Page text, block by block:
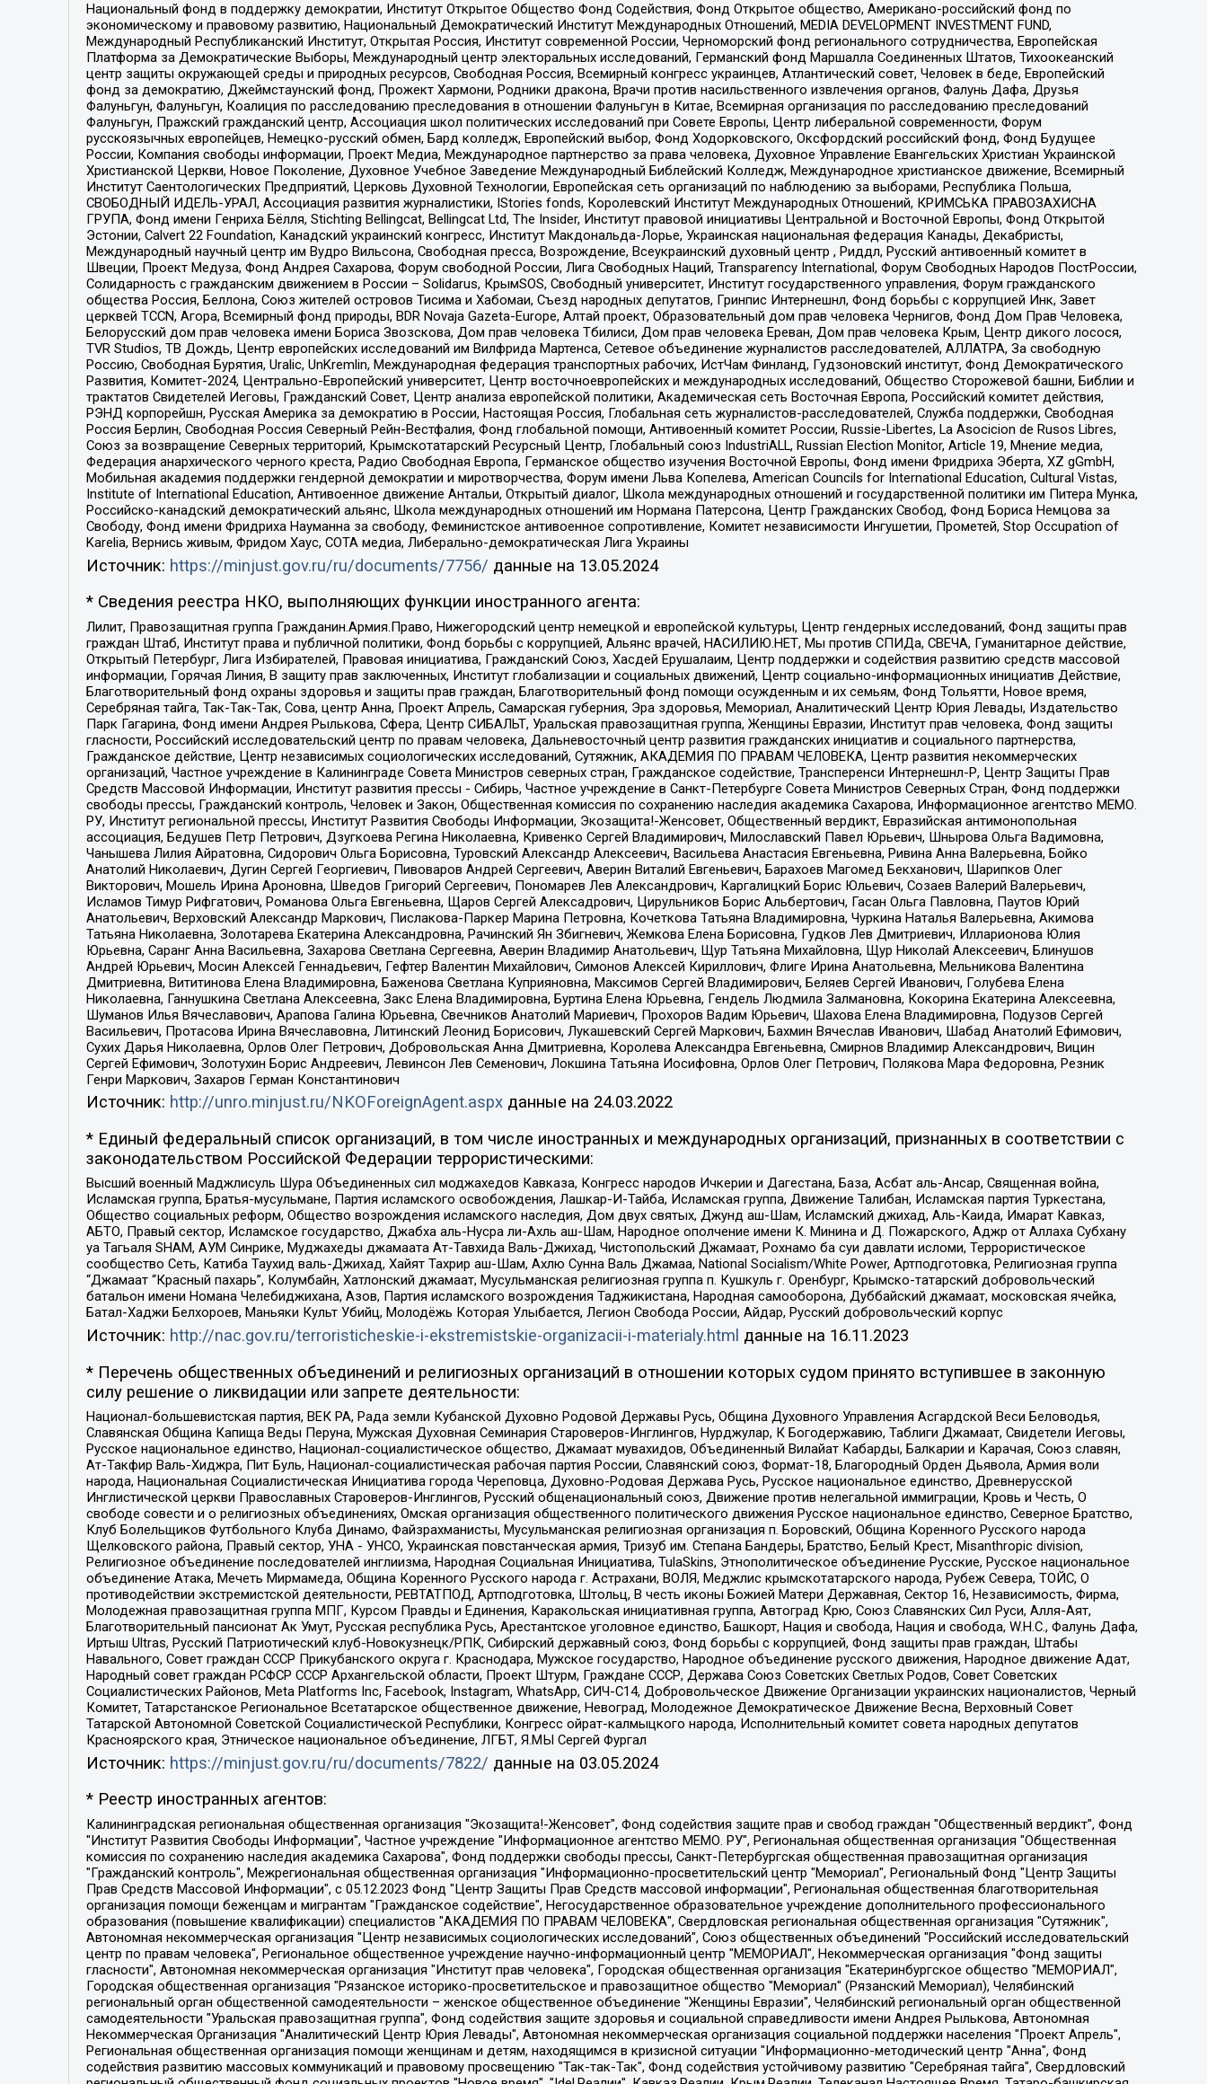
Национальный фонд в поддержку демократии, Институт Открытое Общество Фонд Содействия, Фонд Открытое общество, Американо-российский фонд по
экономическому и правовому развитию, Национальный Демократический Институт Международных Отношений, MEDIA DEVELOPMENT INVESTMENT FUND,
Международный Республиканский Институт, Открытая Россия, Институт современной России, Черноморский фонд регионального сотрудничества, Европейская
Платформа за Демократические Выборы, Международный центр электоральных исследований, Германский фонд Маршалла Соединенных Штатов, Тихоокеанский
центр защиты окружающей среды и природных ресурсов, Свободная Россия, Всемирный конгресс украинцев, Атлантический совет, Человек в беде, Европейский
фонд за демократию, Джеймстаунский фонд, Прожект Хармони, Родники дракона, Врачи против насильственного извлечения органов, Фалунь Дафа, Друзья
Фалуньгун, Фалуньгун, Коалиция по расследованию преследования в отношении Фалуньгун в Китае, Всемирная организация по расследованию преследований
Фалуньгун, Пражский гражданский центр, Ассоциация школ политических исследований при Совете Европы, Центр либеральной современности, Форум
русскоязычных европейцев, Немецко-русский обмен, Бард колледж, Европейский выбор, Фонд Ходорковского, Оксфордский российский фонд, Фонд Будущее
России, Компания свободы информации, Проект Медиа, Международное партнерство за права человека, Духовное Управление Евангельских Христиан Украинской
Христианской Церкви, Новое Поколение, Духовное Учебное Заведение Международный Библейский Колледж, Международное христианское движение, Всемирный
Институт Саентологических Предприятий, Церковь Духовной Технологии, Европейская сеть организаций по наблюдению за выборами, Республика Польша,
СВОБОДНЫЙ ИДЕЛЬ-УРАЛ, Ассоциация развития журналистики, IStories fonds, Королевский Институт Международных Отношений, КРИМСЬКА ПРАВОЗАХИСНА
ГРУПА, Фонд имени Генриха Бёлля, Stichting Bellingcat, Bellingcat Ltd, The Insider, Институт правовой инициативы Центральной и Восточной Европы, Фонд Открытой
Эстонии, Calvert 22 Foundation, Канадский украинский конгресс, Институт Макдональда-Лорье, Украинская национальная федерация Канады, Декабристы,
Международный научный центр им Вудро Вильсона, Свободная пресса, Возрождение, Всеукраинский духовный центр , Риддл, Русский антивоенный комитет в
Швеции, Проект Медуза, Фонд Андрея Сахарова, Форум свободной России, Лига Свободных Наций, Transparеncy International, Форум Свободных Народов ПостРоссии,
Солидарность с гражданским движением в России – Solidarus, КрымSOS, Свободный университет, Институт государственного управления, Форум гражданского
общества Россия, Беллона, Союз жителей островов Тисима и Хабомаи, Съезд народных депутатов, Гринпис Интернешнл, Фонд борьбы с коррупцией Инк, Завет
церквей TCCN, Агора, Всемирный фонд природы, BDR Novaja Gazeta-Europe, Алтай проект, Образовательный дом прав человека Чернигов, Фонд Дом Прав Человека,
Белорусский дом прав человека имени Бориса Звозскова, Дом прав человека Тбилиси, Дом прав человека Ереван, Дом прав человека Крым, Центр дикого лосося,
TVR Studios, ТВ Дождь, Центр европейских исследований им Вилфрида Мартенса, Сетевое объединение журналистов расследователей, АЛЛАТРА, За свободную
Россию, Свободная Бурятия, Uralic, UnKremlin, Международная федерация транспортных рабочих, ИстЧам Финланд, Гудзоновский институт, Фонд Демократического
Развития, Комитет-2024, Центрально-Европейский университет, Центр восточноевропейских и международных исследований, Общество Сторожевой башни, Библии и
трактатов Свидетелей Иеговы, Гражданский Совет, Центр анализа европейской политики, Академическая сеть Восточная Европа, Российский комитет действия,
РЭНД корпорейшн, Русская Америка за демократию в России, Настоящая Россия, Глобальная сеть журналистов-расследователей, Служба поддержки, Свободная
Россия Берлин, Свободная Россия Северный Рейн-Вестфалия, Фонд глобальной помощи, Антивоенный комитет России, Russie-Libertes, La Asocicion de Rusos Libres,
Союз за возвращение Северных территорий, Крымскотатарский Ресурсный Центр, Глобальный союз IndustriALL, Russian Election Monitor, Article 19, Мнение медиа,
Федерация анархического черного креста, Радио Свободная Европа, Германское общество изучения Восточной Европы, Фонд имени Фридриха Эберта, XZ gGmbH,
Мобильная академия поддержки гендерной демократии и миротворчества, Форум имени Льва Копелева, American Councils for International Education, Cultural Vistas,
Institute of International Education, Антивоенное движение Антальи, Открытый диалог, Школа международных отношений и государственной политики им Питера Мунка,
Российско-канадский демократический альянс, Школа международных отношений им Нормана Патерсона, Центр Гражданских Свобод, Фонд Бориса Немцова за
Свободу, Фонд имени Фридриха Науманна за свободу, Феминистское антивоенное сопротивление, Комитет независимости Ингушетии, Прометей, Stop Occupation of
Karelia, Вернись живым, Фридом Хаус, СОТА медиа, Либерально-демократическая Лига Украины
Источник: https://minjust.gov.ru/ru/documents/7756/ данные на 13.05.2024
* Сведения реестра НКО, выполняющих функции иностранного агента:
Лилит, Правозащитная группа Гражданин.Армия.Право, Нижегородский центр немецкой и европейской культуры, Центр гендерных исследований, Фонд защиты прав
граждан Штаб, Институт права и публичной политики, Фонд борьбы с коррупцией, Альянс врачей, НАСИЛИЮ.НЕТ, Мы против СПИДа, СВЕЧА, Гуманитарное действие,
Открытый Петербург, Лига Избирателей, Правовая инициатива, Гражданский Союз, Хасдей Ерушалаим, Центр поддержки и содействия развитию средств массовой
информации, Горячая Линия, В защиту прав заключенных, Институт глобализации и социальных движений, Центр социально-информационных инициатив Действие,
Благотворительный фонд охраны здоровья и защиты прав граждан, Благотворительный фонд помощи осужденным и их семьям, Фонд Тольятти, Новое время,
Серебряная тайга, Так-Так-Так, Сова, центр Анна, Проект Апрель, Самарская губерния, Эра здоровья, Мемориал, Аналитический Центр Юрия Левады, Издательство
Парк Гагарина, Фонд имени Андрея Рылькова, Сфера, Центр СИБАЛЬТ, Уральская правозащитная группа, Женщины Евразии, Институт прав человека, Фонд защиты
гласности, Российский исследовательский центр по правам человека, Дальневосточный центр развития гражданских инициатив и социального партнерства,
Гражданское действие, Центр независимых социологических исследований, Сутяжник, АКАДЕМИЯ ПО ПРАВАМ ЧЕЛОВЕКА, Центр развития некоммерческих
организаций, Частное учреждение в Калининграде Совета Министров северных стран, Гражданское содействие, Трансперенси Интернешнл-Р, Центр Защиты Прав
Средств Массовой Информации, Институт развития прессы - Сибирь, Частное учреждение в Санкт-Петербурге Совета Министров Северных Стран, Фонд поддержки
свободы прессы, Гражданский контроль, Человек и Закон, Общественная комиссия по сохранению наследия академика Сахарова, Информационное агентство МЕМО.
РУ, Институт региональной прессы, Институт Развития Свободы Информации, Экозащита!-Женсовет, Общественный вердикт, Евразийская антимонопольная
ассоциация, Бедушев Петр Петрович, Дзугкоева Регина Николаевна, Кривенко Сергей Владимирович, Милославский Павел Юрьевич, Шнырова Ольга Вадимовна,
Чанышева Лилия Айратовна, Сидорович Ольга Борисовна, Туровский Александр Алексеевич, Васильева Анастасия Евгеньевна, Ривина Анна Валерьевна, Бойко
Анатолий Николаевич, Дугин Сергей Георгиевич, Пивоваров Андрей Сергеевич, Аверин Виталий Евгеньевич, Барахоев Магомед Бекханович, Шарипков Олег
Викторович, Мошель Ирина Ароновна, Шведов Григорий Сергеевич, Пономарев Лев Александрович, Каргалицкий Борис Юльевич, Созаев Валерий Валерьевич,
Исламов Тимур Рифгатович, Романова Ольга Евгеньевна, Щаров Сергей Алексадрович, Цирульников Борис Альбертович, Гасан Ольга Павловна, Паутов Юрий
Анатольевич, Верховский Александр Маркович, Пислакова-Паркер Марина Петровна, Кочеткова Татьяна Владимировна, Чуркина Наталья Валерьевна, Акимова
Татьяна Николаевна, Золотарева Екатерина Александровна, Рачинский Ян Збигневич, Жемкова Елена Борисовна, Гудков Лев Дмитриевич, Илларионова Юлия
Юрьевна, Саранг Анна Васильевна, Захарова Светлана Сергеевна, Аверин Владимир Анатольевич, Щур Татьяна Михайловна, Щур Николай Алексеевич, Блинушов
Андрей Юрьевич, Мосин Алексей Геннадьевич, Гефтер Валентин Михайлович, Симонов Алексей Кириллович, Флиге Ирина Анатольевна, Мельникова Валентина
Дмитриевна, Вититинова Елена Владимировна, Баженова Светлана Куприяновна, Максимов Сергей Владимирович, Беляев Сергей Иванович, Голубева Елена
Николаевна, Ганнушкина Светлана Алексеевна, Закс Елена Владимировна, Буртина Елена Юрьевна, Гендель Людмила Залмановна, Кокорина Екатерина Алексеевна,
Шуманов Илья Вячеславович, Арапова Галина Юрьевна, Свечников Анатолий Мариевич, Прохоров Вадим Юрьевич, Шахова Елена Владимировна, Подузов Сергей
Васильевич, Протасова Ирина Вячеславовна, Литинский Леонид Борисович, Лукашевский Сергей Маркович, Бахмин Вячеслав Иванович, Шабад Анатолий Ефимович,
Сухих Дарья Николаевна, Орлов Олег Петрович, Добровольская Анна Дмитриевна, Королева Александра Евгеньевна, Смирнов Владимир Александрович, Вицин
Сергей Ефимович, Золотухин Борис Андреевич, Левинсон Лев Семенович, Локшина Татьяна Иосифовна, Орлов Олег Петрович, Полякова Мара Федоровна, Резник
Генри Маркович, Захаров Герман Константинович
Источник: http://unro.minjust.ru/NKOForeignAgent.aspxданные на 24.03.2022
* Единый федеральный список организаций, в том числе иностранных и международных организаций, признанных в соответствии с
законодательством Российской Федерации террористическими:
Высший военный Маджлисуль Шура Объединенных сил моджахедов Кавказа, Конгресс народов Ичкерии и Дагестана, База, Асбат аль-Ансар, Священная война,
Исламская группа, Братья-мусульмане, Партия исламского освобождения, Лашкар-И-Тайба, Исламская группа, Движение Талибан, Исламская партия Туркестана,
Общество социальных реформ, Общество возрождения исламского наследия, Дом двух святых, Джунд аш-Шам, Исламский джихад, Аль-Каида, Имарат Кавказ,
АБТО, Правый сектор, Исламское государство, Джабха аль-Нусра ли-Ахль аш-Шам, Народное ополчение имени К. Минина и Д. Пожарского, Аджр от Аллаха Субхану
уа Тагьаля SHAM, АУМ Синрике, Муджахеды джамаата Ат-Тавхида Валь-Джихад, Чистопольский Джамаат, Рохнамо ба суи давлати исломи, Террористическое
сообщество Сеть, Катиба Таухид валь-Джихад, Хайят Тахрир аш-Шам, Ахлю Сунна Валь Джамаа, National Socialism/White Power, Артподготовка, Религиозная группа
“Джамаат “Красный пахарь”, Колумбайн, Хатлонский джамаат, Мусульманская религиозная группа п. Кушкуль г. Оренбург, Крымско-татарский добровольческий
батальон имени Номана Челебиджихана, Азов, Партия исламского возрождения Таджикистана, Народная самооборона, Дуббайский джамаат, московская ячейка,
Батал-Хаджи Белхороев, Маньяки Культ Убийц, Молодёжь Которая Улыбается, Легион Свобода России, Айдар, Русский добровольческий корпус
Источник: http://nac.gov.ru/terroristicheskie-i-ekstremistskie-organizacii-i-materialy.html данные на 16.11.2023
* Перечень общественных объединений и религиозных организаций в отношении которых судом принято вступившее в законную
силу решение о ликвидации или запрете деятельности:
Национал-большевистская партия, ВЕК РА, Рада земли Кубанской Духовно Родовой Державы Русь, Община Духовного Управления Асгардской Веси Беловодья,
Славянская Община Капища Веды Перуна, Мужская Духовная Семинария Староверов-Инглингов, Нурджулар, К Богодержавию, Таблиги Джамаат, Свидетели Иеговы,
Русское национальное единство, Национал-социалистическое общество, Джамаат мувахидов, Объединенный Вилайат Кабарды, Балкарии и Карачая, Союз славян,
Ат-Такфир Валь-Хиджра, Пит Буль, Национал-социалистическая рабочая партия России, Славянский союз, Формат-18, Благородный Орден Дьявола, Армия воли
народа, Национальная Социалистическая Инициатива города Череповца, Духовно-Родовая Держава Русь, Русское национальное единство, Древнерусской
Инглистической церкви Православных Староверов-Инглингов, Русский общенациональный союз, Движение против нелегальной иммиграции, Кровь и Честь, О
свободе совести и о религиозных объединениях, Омская организация общественного политического движения Русское национальное единство, Северное Братство,
Клуб Болельщиков Футбольного Клуба Динамо, Файзрахманисты, Мусульманская религиозная организация п. Боровский, Община Коренного Русского народа
Щелковского района, Правый сектор, УНА - УНСО, Украинская повстанческая армия, Тризуб им. Степана Бандеры, Братство, Белый Крест, Misanthropic division,
Религиозное объединение последователей инглиизма, Народная Социальная Инициатива, TulaSkins, Этнополитическое объединение Русские, Русское национальное
объединение Атака, Мечеть Мирмамеда, Община Коренного Русского народа г. Астрахани, ВОЛЯ, Меджлис крымскотатарского народа, Рубеж Севера, ТОЙС, О
противодействии экстремистской деятельности, РЕВТАТПОД, Артподготовка, Штольц, В честь иконы Божией Матери Державная, Сектор 16, Независимость, Фирма,
Молодежная правозащитная группа МПГ, Курсом Правды и Единения, Каракольская инициативная группа, Автоград Крю, Союз Славянских Сил Руси, Алля-Аят,
Благотворительный пансионат Ак Умут, Русская республика Русь, Арестантское уголовное единство, Башкорт, Нация и свобода, Нация и свобода, W.H.С., Фалунь Дафа,
Иртыш Ultras, Русский Патриотический клуб-Новокузнецк/РПК, Сибирский державный союз, Фонд борьбы с коррупцией, Фонд защиты прав граждан, Штабы
Навального, Совет граждан СССР Прикубанского округа г. Краснодара, Мужское государство, Народное объединение русского движения, Народное движение Адат,
Народный совет граждан РСФСР СССР Архангельской области, Проект Штурм, Граждане СССР, Держава Союз Советских Светлых Родов, Совет Советских
Социалистических Районов, Meta Platforms Inc, Facebook, Instagram, WhatsApp, СИЧ-С14, Добровольческое Движение Организации украинских националистов, Черный
Комитет, Татарстанское Региональное Всетатарское общественное движение, Невоград, Молодежное Демократическое Движение Весна, Верховный Совет
Татарской Автономной Советской Социалистической Республики, Конгресс ойрат-калмыцкого народа, Исполнительный комитет совета народных депутатов
Красноярского края, Этническое национальное объединение, ЛГБТ, Я.МЫ Сергей Фургал
Источник: https://minjust.gov.ru/ru/documents/7822/ данные на 03.05.2024
* Реестр иностранных агентов:
Калининградская региональная общественная организация "Экозащита!-Женсовет", Фонд содействия защите прав и свобод граждан "Общественный вердикт", Фонд "Институт Развития Свободы Информации", Частное учреждение "Информационное агентство МЕМО. РУ", Региональная общественная организация "Общественная комиссия по сохранению наследия академика Сахарова", Фонд поддержки свободы прессы, Санкт-Петербургская общественная правозащитная организация "Гражданский контроль", Межрегиональная общественная организация "Информационно-просветительский центр "Мемориал", Региональный Фонд "Центр Защиты Прав Средств Массовой Информации", с 05.12.2023 Фонд "Центр Защиты Прав Средств массовой информации", Региональная общественная благотворительная организация помощи беженцам и мигрантам "Гражданское содействие", Негосударственное образовательное учреждение дополнительного профессионального образования (повышение квалификации) специалистов "АКАДЕМИЯ ПО ПРАВАМ ЧЕЛОВЕКА", Свердловская региональная общественная организация "Сутяжник", Автономная некоммерческая организация "Центр независимых социологических исследований", Союз общественных объединений "Российский исследовательский центр по правам человека", Региональное общественное учреждение научно-информационный центр "МЕМОРИАЛ", Некоммерческая организация "Фонд защиты гласности", Автономная некоммерческая организация "Институт прав человека", Городская общественная организация "Екатеринбургское общество "МЕМОРИАЛ", Городская общественная организация "Рязанское историко-просветительское и правозащитное общество "Мемориал" (Рязанский Мемориал), Челябинский региональный орган общественной самодеятельности – женское общественное объединение "Женщины Евразии", Челябинский региональный орган общественной самодеятельности "Уральская правозащитная группа", Фонд содействия защите здоровья и социальной справедливости имени Андрея Рылькова, Автономная Некоммерческая Организация "Аналитический Центр Юрия Левады", Автономная некоммерческая организация социальной поддержки населения "Проект Апрель", Региональная общественная организация помощи женщинам и детям, находящимся в кризисной ситуации "Информационно-методический центр "Анна", Фонд содействия развитию массовых коммуникаций и правовому просвещению "Так-так-Так", Фонд содействия устойчивому развитию "Серебряная тайга", Свердловский региональный общественный фонд социальных проектов "Новое время", "Idel.Реалии", Кавказ.Реалии, Крым.Реалии, Телеканал Настоящее Время, Татаро-башкирская служба Радио Свобода (Azatliq Radiosi), Радио Свободная Европа/Радио Свобода (PCE/PC), "Сибирь.Реалии", "Фактограф", Благотворительный фонд помощи осужденным и их семьям, Автономная некоммерческая организация "Институт глобализации и социальных движений", Фонд "В защиту прав заключенных", Частное учреждение "Центр поддержки и содействия развитию средств массовой информации", Пензенский региональный общественный благотворительный фонд "Гражданский союз", "Север.Реалии", Некоммерческая организация Фонд "Правовая инициатива", Общество с ограниченной ответственностью "Радио Свободная Европа/Радио Свобода", Чешское информационное агентство "MEDIUM-ORIENT", Красноярская региональная общественная организация "Мы против СПИДа", Камалягин Денис Николаевич, Маркелов Сергей Евгеньевич, Пономарев Лев Александрович, Савицкая Людмила Алексеевна, Автономная некоммерческая организация "Центр по работе с проблемой насилия "НАСИЛИЮ.НЕТ", Межрегиональный профессиональный союз работников здравоохранения "Альянс врачей", Юридическое лицо, зарегистрированное в Латвийской Республике, SIA "Medusa Project" (регистрационный номер 40103797863, дата регистрации 10.06.2014), Некоммерческая организация "Фонд по борьбе с коррупцией", Автономная некоммерческая организация "Институт права и публичной политики", Баданин Роман Сергеевич, Гликин Максим Александрович, Железнова Мария Михайловна, Лукьянова Юлия Сергеевна, Маетная Елизавета Витальевна, Маняхин Петр Борисович, Чуракова Ольга Владимировна, Ярош Юлия Петровна, Юридическое лицо "The Insider SIA", зарегистрированное в Риге, Латвийская Республика (дата регистрации 26.06.2015), являющееся администратором доменного имени интернет-издания "The Insider SIA", https://theins.ru, Постернак Алексей Евгеньевич, Рубин Михаил Аркадьевич, Анин Роман Александрович, Юридическое лицо Istories fonds, зарегистрированное в Латвийской Республике (регистрационный номер 50008295751, дата регистрации 24.02.2020), Великовский Дмитрий Александрович, Долинина Ирина Николаевна, Мароховская Алеся Алексеевна, Шлейнов Роман Юрьевич, Шмагун Олеся Валентиновна, Общество с ограниченной ответственностью "Альтаир 2021", Общество с ограниченной ответственностью "Вега 2021", Общество с ограниченной ответственностью "Главный редактор 2021", Общество с ограниченной ответственностью "Ромашки монолит", Важенков Артем Валерьевич, Ивановская областная общественная организация "Центр гендерных исследований", Гурман Юрий Альбертович, Медиапроект "ОВД-Инфо", Егоров Владимир Владимирович, Жилинский Владимир Александрович, Общество с ограниченной ответственностью "ЗП", Иванова София Юрьевна, Карезина Инна Павловна, Кильтау Екатерина Викторовна, Петров Алексей Викторович, Пискунов Сергей Евгеньевич, Смирнов Сергей Сергеевич, Тихонов Михаил Сергеевич, Общество с ограниченной ответственностью "ЖУРНАЛИСТ-ИНОСТРАННЫЙ АГЕНТ", Арапова Галина Юрьевна, Вольтская Татьяна Анатольевна, Американская компания "Mason G.E.S. Anonymous Foundation" (США), являющаяся владельцем интернет-издания https://mnews.world/, Компания "Stichting Bellingcat", зарегистрированная в Нидерландах (дата регистрации 11.07.2018), Захаров Андрей Вячеславович, Клепиковская Екатерина Дмитриевна, Общество с ограниченной ответственностью "МЕМО", Перл Роман Александрович, Симонов Евгений Алексеевич, Соловьева Елена Анатольевна, Сотников Даниил Владимирович, Сурначева Елизавета Дмитриевна, Автономная некоммерческая организация по защите прав человека и информированию населения "Якутия – Наше Мнение", Общество с ограниченной ответственностью "Москоу диджитал медиа", с 26.01.2023 Общество с ограниченной ответственностью "Чайка Белые сады", Ветошкина Валерия Валерьевна, Заговора Максим Александрович, Межрегиональное общественное движение "Российская ЛГБТ - сеть", Оленичев Максим Владимирович, Павлов Иван Юрьевич, Скворцова Елена Сергеевна, Общество с ограниченной ответственностью "Как бы инагент", Кочетков Игорь Викторович, Общество с ограниченной ответственностью "Честные выборы", Еланчик Олег Александрович, Общество с ограниченной ответственностью "Нобелевский призыв", Гималова Регина Эмилевна, Григорьев Андрей Валерьевич, Григорьева Алина Александровна, Ассоциация по содействию защите прав призывников, альтернативнослужащих и военнослужащих "Правозащитная группа "Гражданин.Армия.Право", Хисамова Регина Фаритовна, Автономная некоммерческая организация по реализации социально-правовых программ "Лилит", Дальневосточное общественное движение "Маяк", Санкт-Петербургская ЛГБТ-инициативная группа "Выход", Инициативная группа ЛГБТ+ "Реверс", Алексеев Андрей Викторович, Бекбулатова Таисия Львовна, Беляев Иван Михайлович, Владыкина Елена Сергеевна, Гельман Марат Александрович, Никульшина Вероника Юрьевна, Толоконникова Надежда Андреевна, Шендерович Виктор Анатольевич, Общество с ограниченной ответственностью "Данное сообщение", Общество с ограниченной ответственностью Издательский дом "Новая глава", Айнбиндер Александра Александровна, Московский комьюнити-центр для ЛГБТ+инициатив, Благотворительный фонд развития филантропии, Deutsche Welle (Германия, Kurt-Schumacher-Strasse 3, 53113 Bonn), Борзунова Мария Михайловна, Воробьев Виктор Викторович, Голубева Анна Львовна, Константинова Алла Михайловна, Малкова Ирина Владимировна, Мурадов Мурад Абдулгалимович, Осетинская Елизавета Николаевна, Понасенков Евгений Николаевич, Ганапольский Матвей Юрьевич, Киселев Евгений Алексеевич, Борухович Ирина Григорьевна, Дремин Иван Тимофеевич, Дубровский Дмитрий Викторович, Красноярская региональная общественная организация поддержки и развития альтернативных образовательных технологий и межкультурных коммуникаций "ИНТЕРРА", Маяковская Екатерина Алексеевна, Фейгин Марк Захарович, Филимонов Андрей Викторович, Дзугкоева Регина Николаевна, Доброхотов Роман Александрович, Дудь Юрий Александрович, Елкин Сергей Владимирович, Кругликов Кирилл Игоревич, Сабунаева Мария Леонидовна, Семенов Алексей Владимирович, Шаинян Карен Багратович, Шульман Екатерина Михайловна, Асафьев Артур Валерьевич, Вахштайн Виктор Семенович, Венедиктов Алексей Алексеевич, Лушникова Екатерина Евгеньевна, Волков Леонид Михайлович, Невзоров Александр Глебович, Пархоменко Сергей Борисович, Сироткин Ярослав Николаевич, Кара-Мурза Владимир Владимирович, Баранова Наталья Владимировна, Гозман Леонид Яковлевич, Кагарлицкий Борис Юльевич, Климарев Михаил Валерьевич, Милов Владимир Станиславович, Автономная некоммерческая организация Краснодарский центр современного искусства "Типография", Моргенштерн Алишер Тагирович, Соболь Любовь Эдуардовна, Общество с ограниченной ответственностью "ЛИЗА НОРМ", Каспаров Гарри Кимович, Ходорковский Михаил Борисович, Общество с ограниченной ответственностью "Апрельские тезисы", Данилович Ирина Брониславовна, Кашин Олег Владимирович, Петров Николай Владимирович, Пивоваров Алексей Владимирович, Соколов Михаил Владимирович, Цветкова Юлия Владимировна, Чичваркин Евгений Александрович, Комитет против пыток/Команда против пыток, Общество с ограниченной ответственностью "Первый научный", Общество с ограниченной ответственностью "Вертолет и ко", Белоцерковская Вероника Борисовна, Кац Максим Евгеньевич, Лазарева Татьяна Юрьевна, Шаведдинов Руслан Табризович, Яшин Илья Валерьевич, Общество с ограниченной ответственностью "Иноагент ААВ", Алешковский Дмитрий Петрович, Альбац Евгения Марковна, Быков Дмитрий Львович, Галямина Юлия Евгеньевна, Лойко Сергей Леонидович, Мартынов Кирилл Константинович, Медведев Сергей Александрович, Крашенинников Федор Геннадиевич, Гордеева Катерина Вл